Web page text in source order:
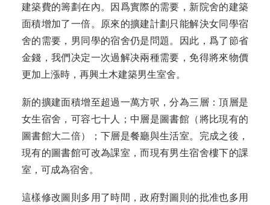
建築費的籌劃在內。因爲實際的需要，新院舍的建築
面積增加了一倍。原來的擴建計劃只能解決女同學宿
舍的需要，男同學的宿舍仍是問題。因此，爲了節省
金錢，我們决定一次過解决兩種需要，免得將來物價
更加上漲時，再興土木建築男生室舍。
新的擴建面積增至超過一萬方呎，分為三層：頂層是
女生宿舍，可容七十人；中層是圖書館（將比現有的
圖書館大二倍）；下層是餐廳與生活室。完成之後，
現有的圖書館可改為課室，而現有男生宿舍樓下的課
室，可成為宿舍。
這樣修改圖則多用了時間，政府對圖則的批准也多用